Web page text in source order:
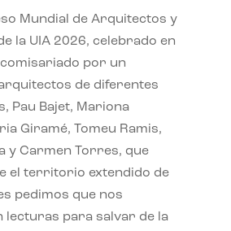
Mundial de Arquitectos y
la UIA 2026, celebrado en
por un
de diferentes
Pau Bajet, Mariona
Giramé, Tomeu Ramis,
y Carmen Torres, que
el territorio extendido de
pedimos que nos
lecturas para salvar de la